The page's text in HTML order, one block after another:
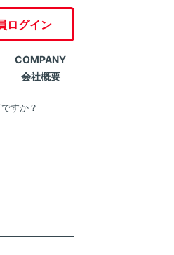
ログイン
COMPANY
会社概要
すか？